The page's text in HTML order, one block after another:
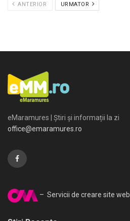
ANTERIOR URMATOR
eMaramures | Știri și informații la zi
office@emaramures.ro
– Servicii de creare site web